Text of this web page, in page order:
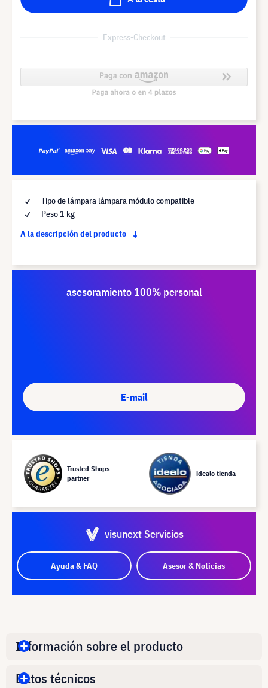
Express-Checkout
Tipo de lámpara lámpara módulo compatible
Peso 1 kg
A la descripción del producto
asesoramiento 100% personal
E-mail
Trusted Shops
partner
idealo tienda
visunext Servicios
Ayuda & FAQ Asesor & Noticias
Información sobre el producto
Datos técnicos